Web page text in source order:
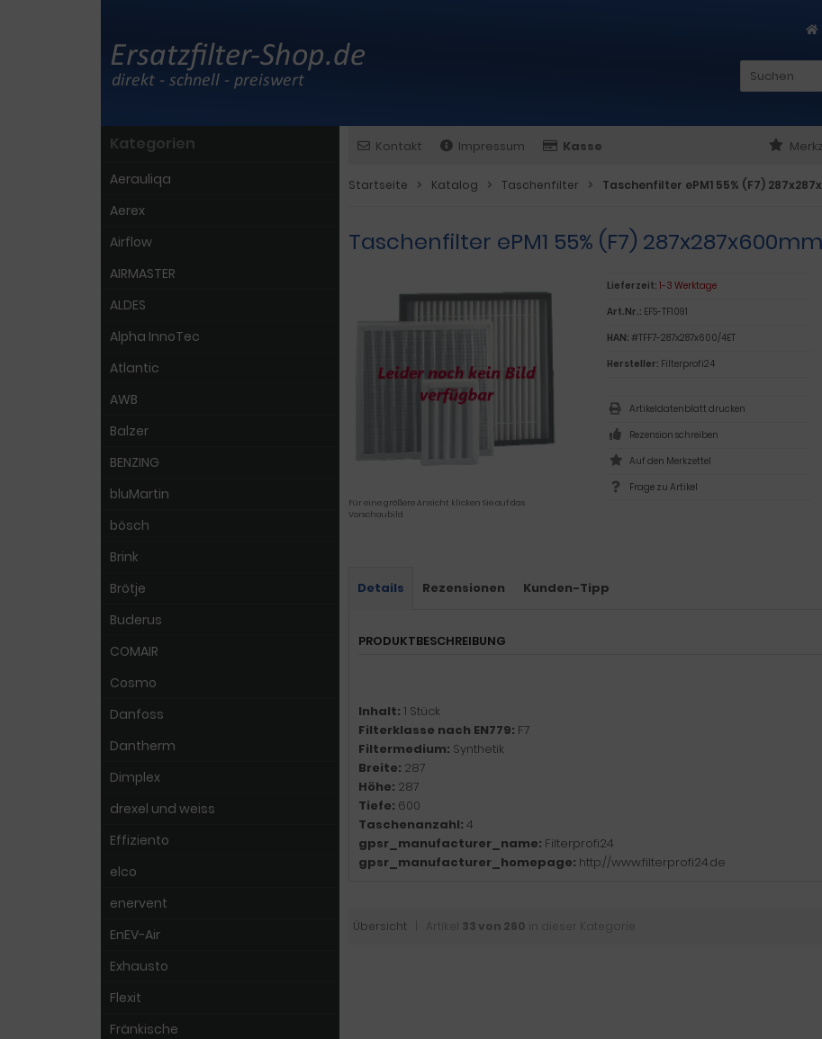
Kontakt Impressum Kasse
Startseite Katalog Taschenfilter Taschenfilter ePM1 55% (F7)
Taschenfilter ePM1 55% (F7)
Für eine größere Ansicht klicken Sie auf das
Vorschaubild
Lieferzeit: 1-3 Werktage
Art.Nr.: EFS-TF1091
HAN: #TFF7-287x287x600/4ET
Hersteller: Filterprofi24
Artikeldatenblatt drucken
Rezension schreiben
Frage zu Artikel
Details Rezensionen Kunden-Tipp
PRODUKTBESCHREIBUNG
Inhalt: 1 Stück
Filterklasse nach EN779: F7
Filtermedium: Synthetik
Breite: 287
Höhe: 287
Tiefe: 600
Taschenanzahl: 4
gpsr_manufacturer_name: Filterprofi24
gpsr_manufacturer_homepage: http://www.filterprofi24.de
Übersicht | Artikel 33 von 260 in dieser Kategorie
Kategorien
Aerauliqa
Aerex
Airflow
AIRMASTER
ALDES
Alpha InnoTec
Atlantic
AWB
Balzer
BENZING
bluMartin
bösch
Brink
Brötje
Buderus
COMAIR
Cosmo
Danfoss
Dantherm
Dimplex
drexel und weiss
Effiziento
elco
enervent
EnEV-Air
Exhausto
Flexit
Fränkische